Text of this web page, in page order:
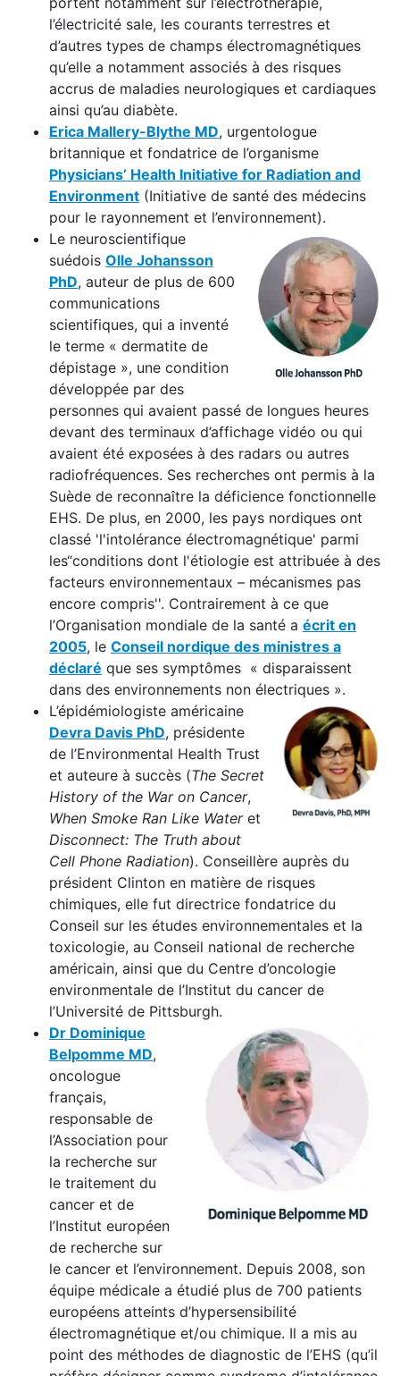
l’électricité sale, les courants terrestres et
d’autres types de champs électromagnétiques
qu’elle a notamment associés à des risques
accrus de maladies neurologiques et cardiaques
ainsi qu’au diabète.
Erica Mallery-Blythe MD, urgentologue
britannique et fondatrice de l’organisme
Physicians’ Health Initiative for Radiation and
Environment (Initiative de santé des médecins
pour le rayonnement et l’environnement).
Le neuroscientifique
suédois Olle Johansson
PhD, auteur de plus de 600
communications
scientifiques, qui a inventé
le terme « dermatite de
dépistage », une condition
développée par des
personnes qui avaient passé de longues heures
devant des terminaux d’affichage vidéo ou qui
avaient été exposées à des radars ou autres
radiofréquences. Ses recherches ont permis à la
Suède de reconnaître la déficience fonctionnelle
EHS. De plus, en 2000, les pays nordiques ont
classé 'l'intolérance électromagnétique' parmi
les“conditions dont l'étiologie est attribuée à des
facteurs environnementaux – mécanismes pas
encore compris''. Contrairement à ce que
l’Organisation mondiale de la santé a écrit en
2005, le Conseil nordique des ministres a
déclaré que ses symptômes « disparaissent
dans des environnements non électriques ».
L’épidémiologiste américaine
Devra Davis PhD, présidente
de l’Environmental Health Trust
et auteure à succès (The Secret
History of the War on Cancer,
When Smoke Ran Like Wateret
Disconnect: The Truth about
Cell Phone Radiation). Conseillère auprès du
président Clinton en matière de risques
chimiques, elle fut directrice fondatrice du
Conseil sur les études environnementales et la
toxicologie, au Conseil national de recherche
américain, ainsi que du Centre d’oncologie
environmentale de l’Institut du cancer de
l’Université de Pittsburgh.
Dr Dominique
Belpomme MD,
oncologue
français,
responsable de
l’Association pour
la recherche sur
le traitement du
cancer et de
l’Institut européen
de recherche sur
le cancer et l’environnement. Depuis 2008, son
équipe médicale a étudié plus de 700 patients
européens atteints d’hypersensibilité
électromagnétique et/ou chimique. Il a mis au
point des méthodes de diagnostic de l’EHS (qu’il